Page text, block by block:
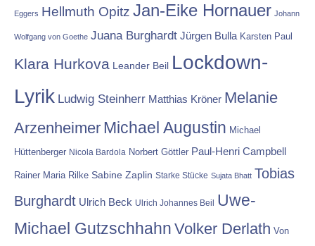
Eggers Hellmuth Opitz Jan-Eike Hornauer Johann
Wolfgang von Goethe Juana Burghardt Jürgen Bulla Karsten Paul
Klara Hurkova Leander Beil Lockdown-
Lyrik Ludwig Steinherr Matthias Kröner Melanie
Arzenheimer Michael Augustin Michael
Hüttenberger Nicola Bardola Norbert Göttler Paul-Henri Campbell
Rainer Maria Rilke Sabine Zaplin Starke Stücke Sujata Bhatt Tobias
Burghardt Ulrich Beck Ulrich Johannes Beil Uwe-
Michael Gutzschhahn Volker Derlath Von